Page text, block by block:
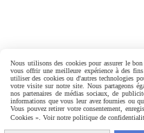
Nous utilisons des cookies pour assurer le
vous offrir une meilleure expérience à des
utiliser des cookies ou d'autres technologies
votre visite sur notre site. Nous partageons
nos partenaires de médias sociaux, de
informations que vous leur avez fournies ou
Vous pouvez retirer votre consentement,
Cookies ». Voir notre politique de